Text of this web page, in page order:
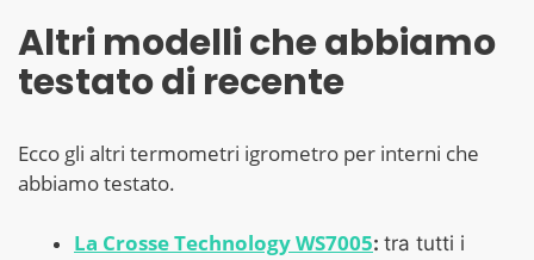
Altri modelli che abbiamo
testato di recente
Ecco gli altri termometri igrometro per interni che
abbiamo testato.
La Crosse Technology WS7005: tra tutti i